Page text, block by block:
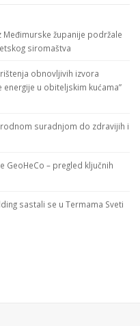
županije podržale
siromaštva
obnovljivih izvora
u obiteljskim kućama”
suradnjom do zdravijih i
– pregled ključnih
sastali se u Termama Sveti